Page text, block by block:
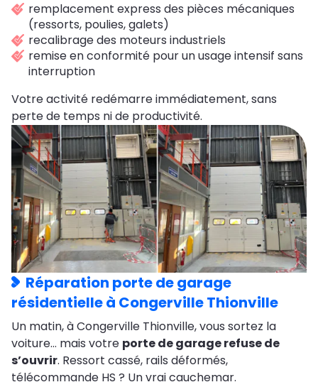
remplacement express des pièces mécaniques
(ressorts, poulies, galets)
recalibrage des moteurs industriels
remise en conformité pour un usage intensif sans
interruption
Votre activité redémarre immédiatement, sans
perte de temps ni de productivité.
Réparation porte de garage
résidentielle à Congerville Thionville
Un matin, à Congerville Thionville, vous sortez la
voiture… mais votre porte de garage refuse de
s’ouvrir. Ressort cassé, rails déformés,
télécommande HS ? Un vrai cauchemar.